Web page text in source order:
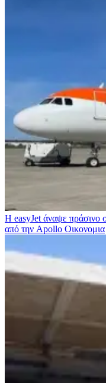
Η easyJet άναψε πράσινο
από την Apollo Οικονομια